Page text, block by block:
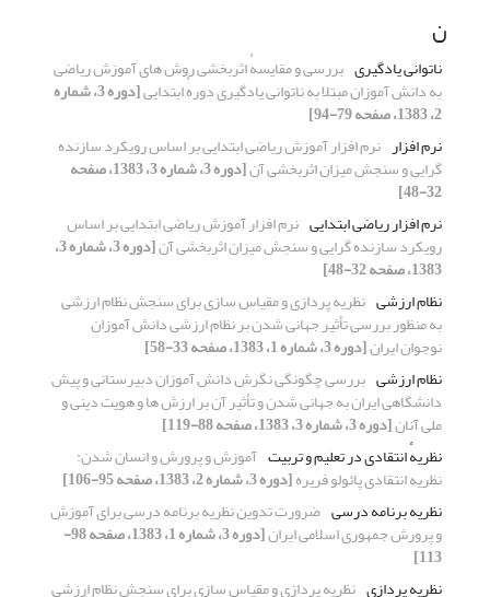
ن
ناتوانی یادگیری بررسی و مقایسهٔ اثربخشی روش های آموزش ریاضی
به دانش آموزان مبتلا به ناتوانی یادگیری دورهٔ ابتدایی [دوره 3، شماره
2، 1383، صفحه 79-94]
نرم افزار نرم افزار آموزش ریاضی ابتدایی بر اساس رویکرد سازنده
گرایی و سنجش میزان اثربخشی آن [دوره 3، شماره 3، 1383، صفحه
32-48]
نرم افزار ریاضی ابتدایی نرم افزار آموزش ریاضی ابتدایی بر اساس
رویکرد سازنده گرایی و سنجش میزان اثربخشی آن [دوره 3، شماره 3،
1383، صفحه 32-48]
نظام ارزشی نظریه پردازی و مقیاس سازی برای سنجش نظام ارزشی
به منظور بررسی تأثیر جهانی شدن بر نظام ارزشی دانش آموزان
نوجوان ایران[دوره 3، شماره 1، 1383، صفحه 33-58]
نظام ارزشی بررسی چگونگی نگرش دانش آموزان دبیرستانی و پیش
دانشگاهی ایران به جهانی شدن و تأثیر آن بر ارزش ها و هویت دینی و
ملی آنان[دوره 3، شماره 3، 1383، صفحه 88-119]
نظریهٔ انتقادی در تعلیم و تربیت آموزش و پرورش و انسان شدن:
نظریه انتقادی پائولو فریره[دوره 3، شماره 2، 1383، صفحه 95-106]
نظریه برنامه درسی ضرورت تدوین نظریه برنامه درسی برای آموزش
و پرورش جمهوری اسلامی ایران [دوره 3، شماره 1، 1383، صفحه 98-
113]
نظریه پردازی نظریه پردازی و مقیاس سازی برای سنجش نظام ارزشی